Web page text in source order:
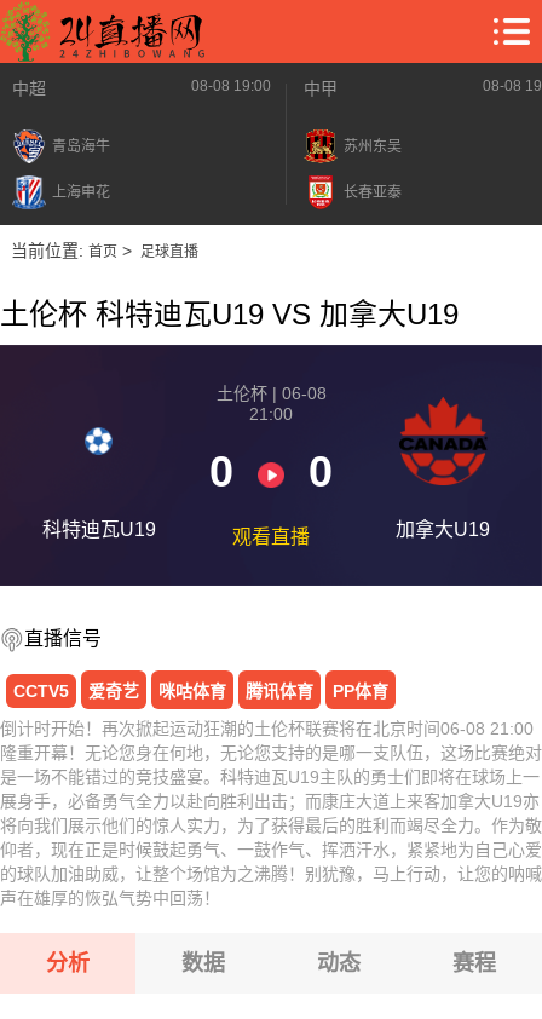
中超 08-08 19:00
青岛海牛
上海申花
中甲 08-08
苏州东吴
长春亚泰
当前位置: 首页> 足球直播
土伦杯 科特迪瓦U19 VS 加拿大U19
科特迪瓦U19
土伦杯 | 06-08
21:00
0 0
观看直播 加拿大U19
直播信号
CCTV5 爱奇艺 咪咕体育 腾讯体育
PP体育
倒计时开始！再次掀起运动狂潮的土伦杯联赛将在北京时间06-08 21:00
隆重开幕！无论您身在何地，无论您支持的是哪一支队伍，这场比赛绝对
是一场不能错过的竞技盛宴。科特迪瓦U19主队的勇士们即将在球场上一
展身手，必备勇气全力以赴向胜利出击；而康庄大道上来客加拿大U19亦
将向我们展示他们的惊人实力，为了获得最后的胜利而竭尽全力。作为敬
仰者，现在正是时候鼓起勇气、一鼓作气、挥洒汗水，紧紧地为自己心爱
的球队加油助威，让整个场馆为之沸腾！别犹豫，马上行动，让您的呐喊
声在雄厚的恢弘气势中回荡！
分析 数据 动态 赛程